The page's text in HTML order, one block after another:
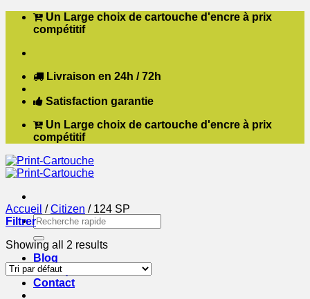
Passer Un Large choix de cartouche d'encre à prix
compétitif
Livraison en 24h / 72h
Satisfaction garantie
Un Large choix de cartouche d'encre à prix
compétitif
Recherche
pour :
Blog
Boutique
Contact
Accueil / Citizen /124 SP
Filtrer
Showing all 2 results